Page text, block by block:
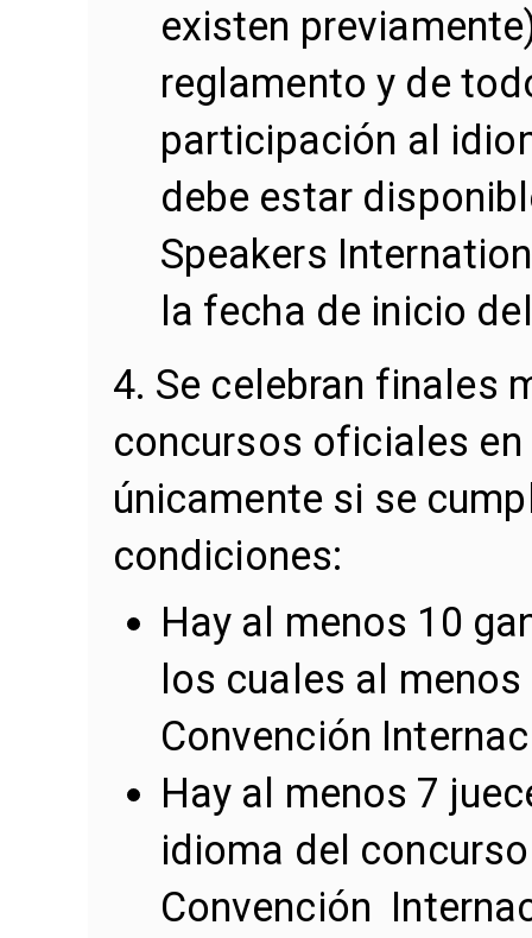
existen
reglamento y de
participación al
debe estar
Speakers
la fecha de inicio
4. Se celebran finales
concursos oficiales
únicamente si se
condiciones:
Hay al menos 10
los cuales al
Convención
Hay al menos 7
idioma del
Convención